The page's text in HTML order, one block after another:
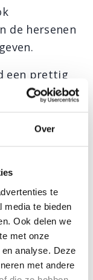
Over
te
media te bieden
Ook delen we
met onze
analyse. Deze
met andere
de hersenen
een prettig
het
hiermee
Dan
food
worden
op